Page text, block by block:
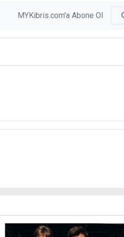
MYKibris.com'a Abone Ol